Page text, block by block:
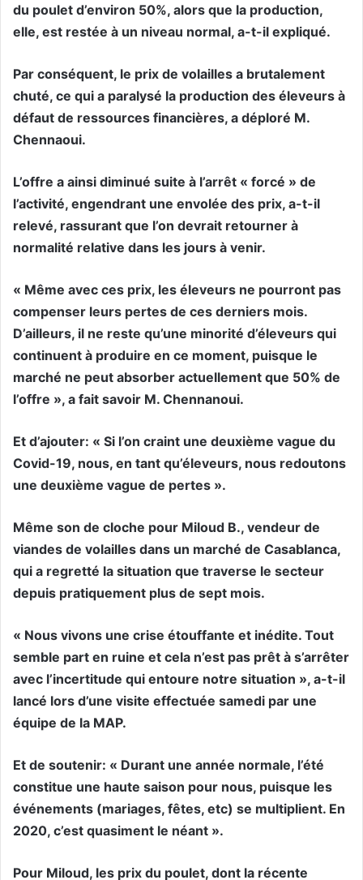
du poulet d’environ 50%, alors que la production,
elle, est restée à un niveau normal, a-t-il expliqué.
Par conséquent, le prix de volailles a brutalement
chuté, ce qui a paralysé la production des éleveurs à
défaut de ressources financières, a déploré M.
Chennaoui.
L’offre a ainsi diminué suite à l’arrêt « forcé » de
l’activité, engendrant une envolée des prix, a-t-il
relevé, rassurant que l’on devrait retourner à
normalité relative dans les jours à venir.
« Même avec ces prix, les éleveurs ne pourront pas
compenser leurs pertes de ces derniers mois.
D’ailleurs, il ne reste qu’une minorité d’éleveurs qui
continuent à produire en ce moment, puisque le
marché ne peut absorber actuellement que 50% de
l’offre », a fait savoir M. Chennanoui.
Et d’ajouter: « Si l’on craint une deuxième vague du
Covid-19, nous, en tant qu’éleveurs, nous redoutons
une deuxième vague de pertes ».
Même son de cloche pour Miloud B., vendeur de
viandes de volailles dans un marché de Casablanca,
qui a regretté la situation que traverse le secteur
depuis pratiquement plus de sept mois.
« Nous vivons une crise étouffante et inédite. Tout
semble part en ruine et cela n’est pas prêt à s’arrêter
avec l’incertitude qui entoure notre situation », a-t-il
lancé lors d’une visite effectuée samedi par une
équipe de la MAP.
Et de soutenir: « Durant une année normale, l’été
constitue une haute saison pour nous, puisque les
événements (mariages, fêtes, etc) se multiplient. En
2020, c’est quasiment le néant ».
Pour Miloud, les prix du poulet, dont la récente